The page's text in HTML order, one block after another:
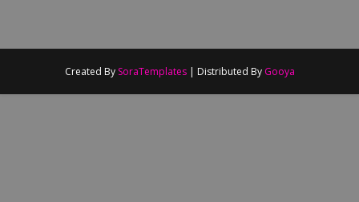
Created By SoraTemplates| Distributed By Gooya